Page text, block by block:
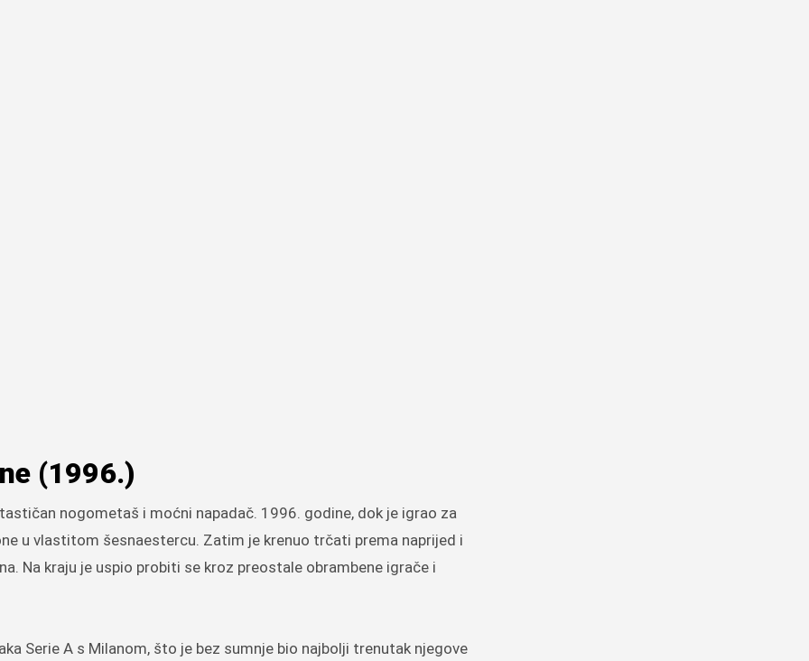
(1996.)
nogometaš i moćni napadač. 1996. godine, dok je igrao za
u vlastitom šesnaestercu. Zatim je krenuo trčati prema naprijed i
Na kraju je uspio probiti se kroz preostale obrambene igrače i
Serie A s Milanom, što je bez sumnje bio najbolji trenutak njegove